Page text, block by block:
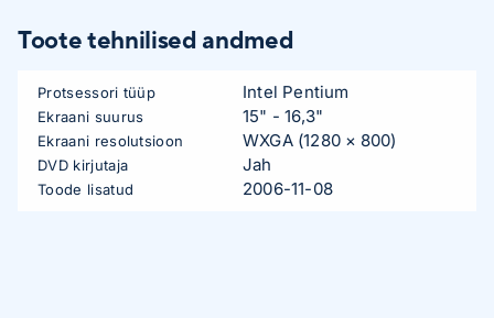
Toote tehnilised andmed
Protsessori tüüp Intel Pentium
Ekraani suurus 15" - 16,3"
Ekraani resolutsioon WXGA (1280 × 800)
DVD kirjutaja Jah
Toode lisatud 2006-11-08